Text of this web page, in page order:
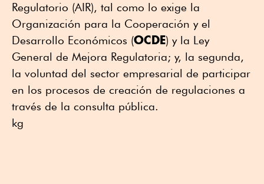
Regulatorio (AIR), tal como lo exige la
Organización para la Cooperación y el
Desarrollo Económicos (OCDE) y la Ley
General de Mejora Regulatoria; y, la segunda,
la voluntad del sector empresarial de participar
en los procesos de creación de regulaciones a
través de la consulta pública.
kg